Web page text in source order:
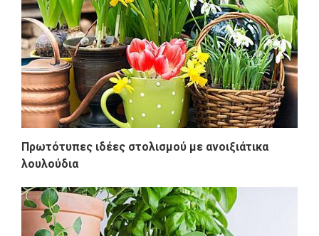
Πρωτότυπες ιδέες στολισμού με ανοιξιάτικα
λουλούδια